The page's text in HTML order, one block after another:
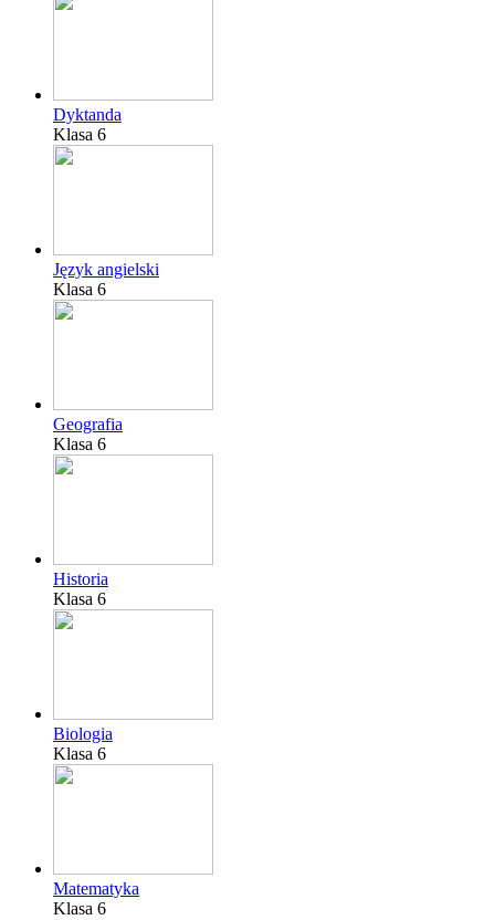
Dyktanda
Klasa 6
Język angielski
Klasa 6
Geografia
Klasa 6
Historia
Klasa 6
Biologia
Klasa 6
Matematyka
Klasa 6